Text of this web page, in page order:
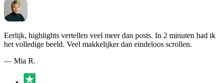
Eerlijk, highlights vertellen veel meer dan posts. In 2 minuten had ik
het volledige beeld. Veel makkelijker dan eindeloos scrollen.
— Mia R.